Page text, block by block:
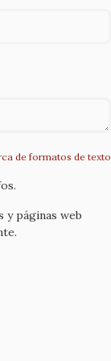
de formatos de texto
páginas web